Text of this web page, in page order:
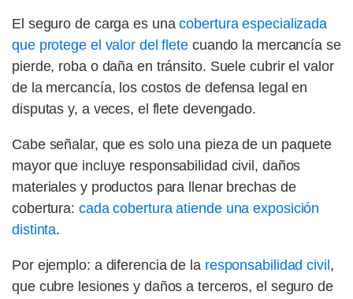
El seguro de carga es unacobertura especializada
que protege el valor del flete cuando la mercancía se
pierde, roba o daña en tránsito. Suele cubrir el valor
de la mercancía, los costos de defensa legal en
disputas y, a veces, el flete devengado.
Cabe señalar, que es solo una pieza de un paquete
mayor que incluye responsabilidad civil, daños
materiales y productos para llenar brechas de
cobertura: cada cobertura atiende una exposición
distinta.
Por ejemplo: a diferencia de la responsabilidad civil ,
que cubre lesiones y daños a terceros, el seguro de